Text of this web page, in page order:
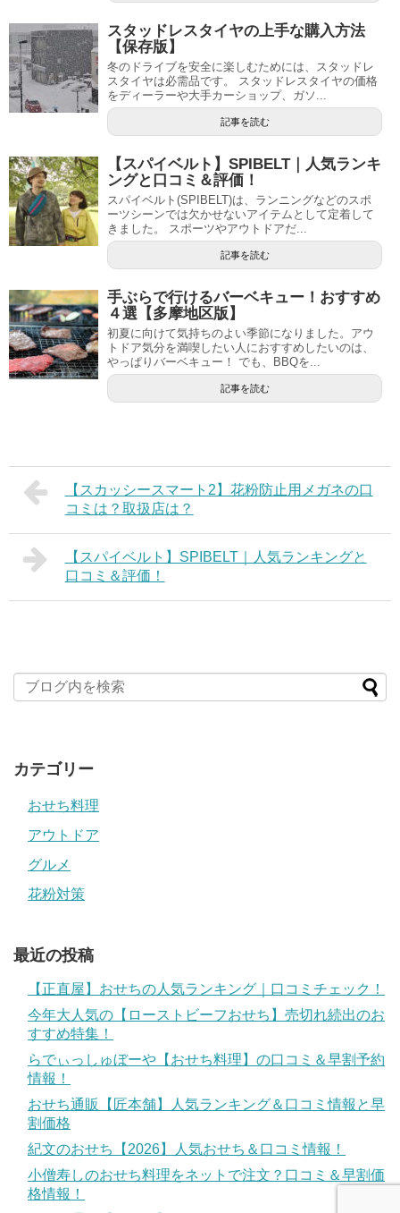
スタッドレスタイヤの上手な購入方法
【保存版】
冬のドライブを安全に楽しむためには、スタッドレ
スタイヤは必需品です。 スタッドレスタイヤの価格
をディーラーや大手カーショップ、ガソ...
記事を読む
【スパイベルト】SPIBELT｜人気ランキ
ングと口コミ＆評価！
スパイベルト(SPIBELT)は、ランニングなどのスポ
ーツシーンでは欠かせないアイテムとして定着して
きました。 スポーツやアウトドアだ...
記事を読む
手ぶらで行けるバーベキュー！おすすめ
４選【多摩地区版】
初夏に向けて気持ちのよい季節になりました。アウ
トドア気分を満喫したい人におすすめしたいのは、
やっぱりバーベキュー！ でも、BBQを...
記事を読む
【スカッシースマート2】花粉防止用メガネの口
コミは？取扱店は？
【スパイベルト】SPIBELT｜人気ランキングと
口コミ＆評価！
カテゴリー
おせち料理
アウトドア
グルメ
花粉対策
最近の投稿
【正直屋】おせちの人気ランキング｜口コミチェック！
今年大人気の【ローストビーフおせち】売切れ続出のお
すすめ特集！
らでぃっしゅぼーや【おせち料理】の口コミ＆早割予約
情報！
おせち通販【匠本舗】人気ランキング＆口コミ情報と早
割価格
紀文のおせち【2026】人気おせち＆口コミ情報！
小僧寿しのおせち料理をネットで注文？口コミ＆早割価
格情報！